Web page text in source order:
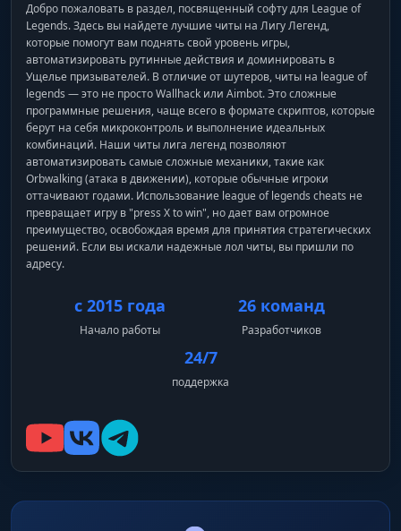
Добро пожаловать в раздел, посвященный софту для League of
Legends. Здесь вы найдете лучшие читы на Лигу Легенд,
которые помогут вам поднять свой уровень игры,
автоматизировать рутинные действия и доминировать в
Ущелье призывателей. В отличие от шутеров, читы на league of
legends — это не просто Wallhack или Aimbot. Это сложные
программные решения, чаще всего в формате скриптов, которые
берут на себя микроконтроль и выполнение идеальных
комбинаций. Наши читы лига легенд позволяют
автоматизировать самые сложные механики, такие как
Orbwalking (атака в движении), которые обычные игроки
оттачивают годами. Использование league of legends cheats не
превращает игру в "press X to win", но дает вам огромное
преимущество, освобождая время для принятия стратегических
решений. Если вы искали надежные лол читы, вы пришли по
адресу.
с 2015 года
Начало работы
26 команд
Разработчиков
24/7
поддержка